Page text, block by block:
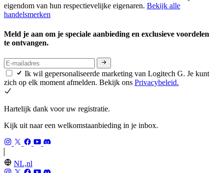
eigendom van hun respectievelijke eigenaren. Bekijk alle
handelsmerken
Meld je aan om je speciale aanbieding en exclusieve voordelen
te ontvangen.
Ik wil gepersonaliseerde marketing van Logitech G. Je kunt
zich op elk moment afmelden. Bekijk ons Privacybeleid.
Hartelijk dank voor uw registratie.
Kijk uit naar een welkomstaanbieding in je inbox.
NL,nl